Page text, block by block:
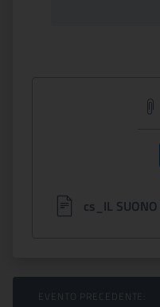
cs_IL
Sfoglia Eventi
EVENTO PRECEDENTE: